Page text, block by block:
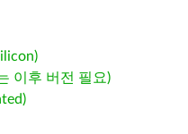
이후 버전 필요)